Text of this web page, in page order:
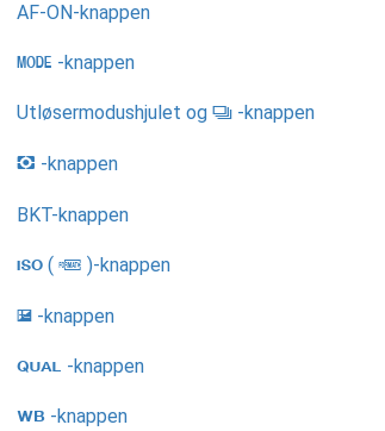
AF-ON-knappen
I -knappen
Utløsermodushjulet og S-knappen
Y -knappen
BKT-knappen
S( Q )-knappen
E-knappen
T -knappen
U-knappen